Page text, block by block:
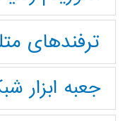
ترفندهای
جعبه ابزار